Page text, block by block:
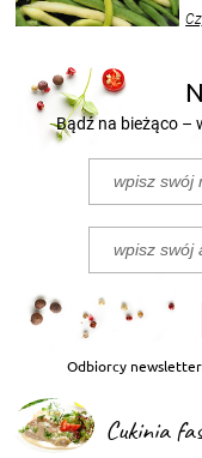
Bądź na bieżąco –
Odbiorcy
Cukinia